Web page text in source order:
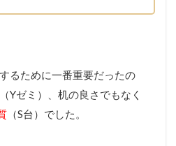
るために一番重要だったの
Yゼミ）、机の良さでもなく
（S台）でした。